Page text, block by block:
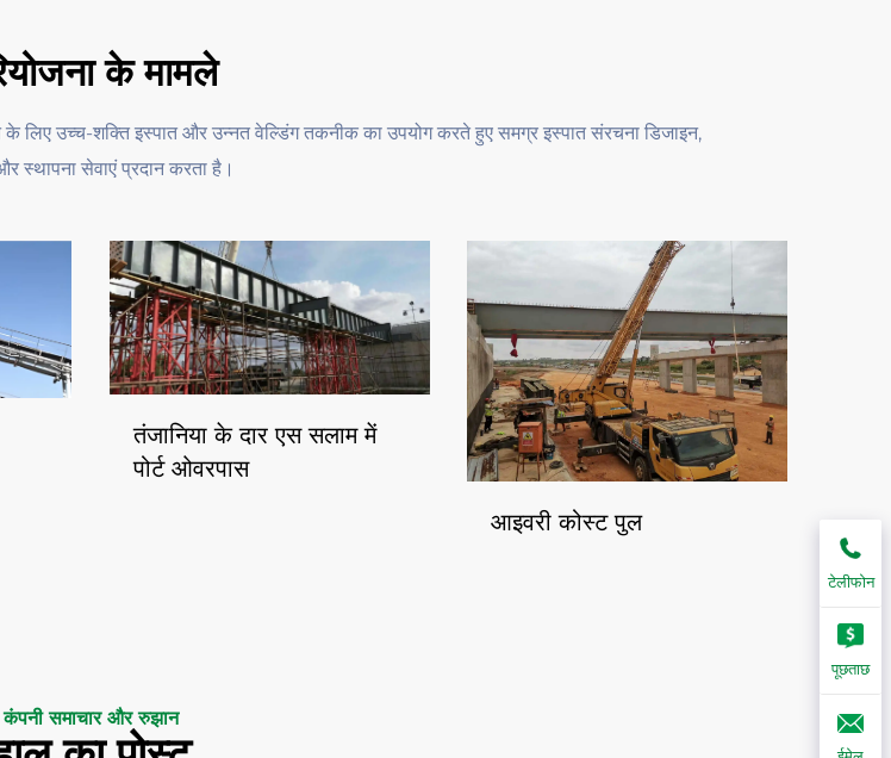
के मामले
उच्च-शक्ति इस्पात और उन्नत वेल्डिंग तकनीक का उपयोग करते हुए समग्र इस्पात संरचना डिजाइन,
और स्थापना सेवाएं प्रदान करता है।
तंजानिया के दार एस सलाम में
पोर्ट ओवरपास
आइवरी कोस्ट पुल
कंपनी समाचार और रुझान
टेलीफोन
पूछताछ